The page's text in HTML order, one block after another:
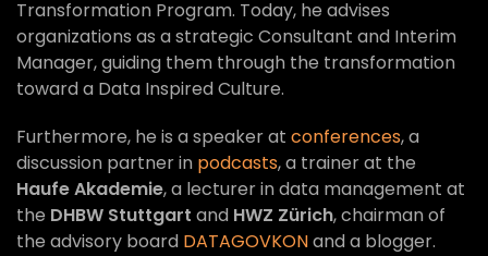
Transformation Program. Today, he advises
organizations as a strategic Consultant and Interim
Manager, guiding them through the transformation
toward a Data Inspired Culture.
Furthermore, he is a speaker at conferences, a
discussion partner in podcasts, a trainer at the
Haufe Akademie, a lecturer in data management at
the DHBW Stuttgart and HWZ Zürich, chairman of
the advisory board DATAGOVKONand a blogger.